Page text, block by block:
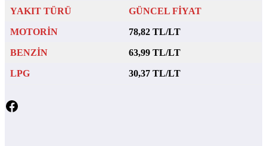
YAKIT TÜRÜ GÜNCEL FİYAT
MOTORİN 78,82 TL/LT
BENZİN 63,99 TL/LT
LPG 30,37 TL/LT
Facebook